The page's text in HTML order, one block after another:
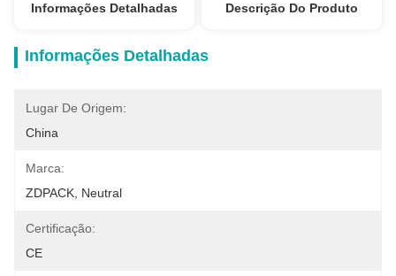
Informações Detalhadas Descrição Do Produto
Informações Detalhadas
Lugar De Origem:
China
Marca:
ZDPACK, Neutral
Certificação:
CE